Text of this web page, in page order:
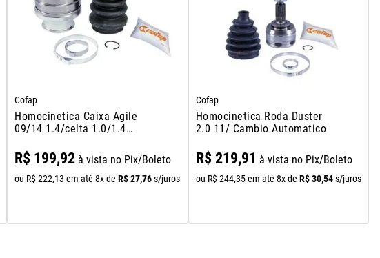
Cofap
Homocinetica Caixa Agile
09/14 1.4/celta 1.0/1.4
1.0/1.4/1.6/prisma 07/12 1.4
Dianteira Ld
R$ 199,92 à vista no Pix/Boleto
ou R$222,13 em até 8x de R$27,76s/juros
Cofap
Homocinetica Roda Duster
2.0 11/ Cambio Automatico
R$ 219,91 à vista no Pix/Boleto
ou R$ 244,35 em até 8x de R$ 30,54 s/juros